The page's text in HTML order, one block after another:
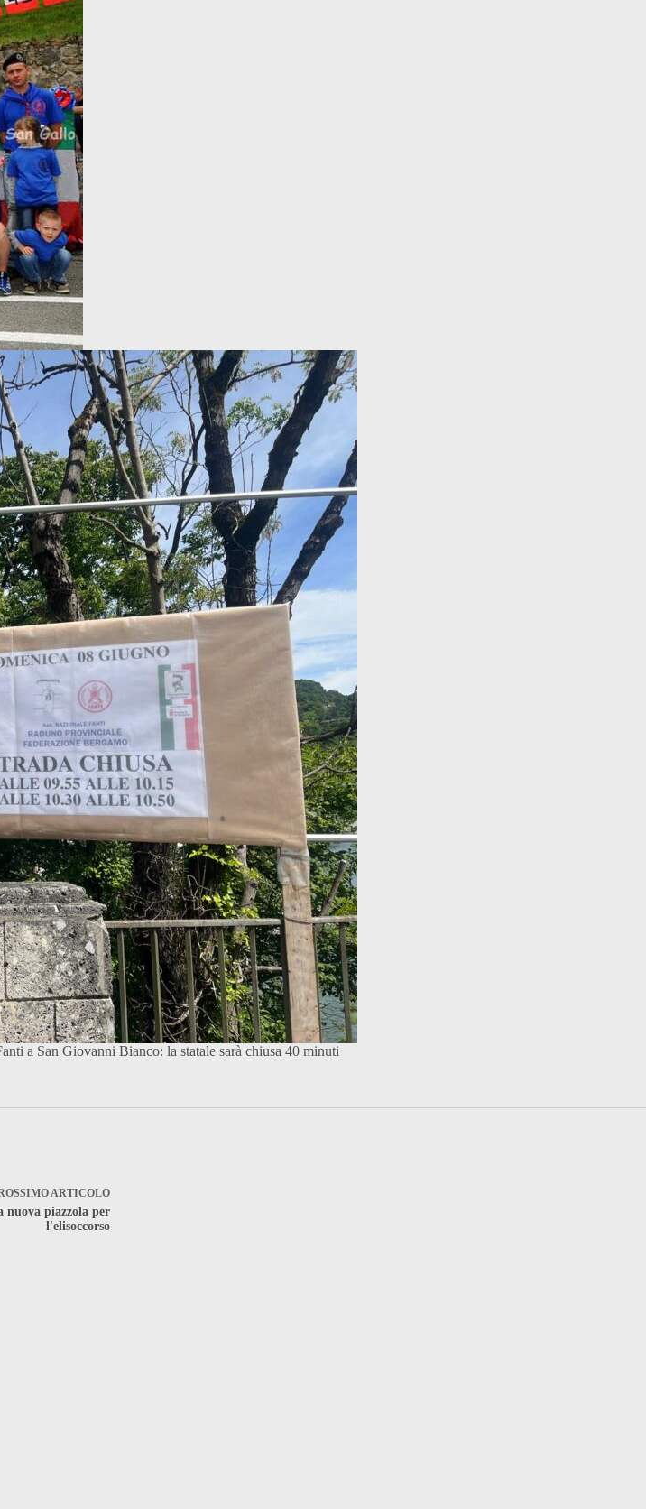
a San Giovanni Bianco: la statale sarà chiusa 40 minuti
ARTICOLO
nuova piazzola per
l'elisoccorso